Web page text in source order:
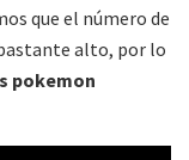
que el número de
alto, por lo
pokemon